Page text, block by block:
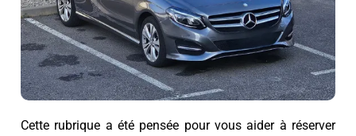
Cette rubrique a été pensée pour vous aider à réserver